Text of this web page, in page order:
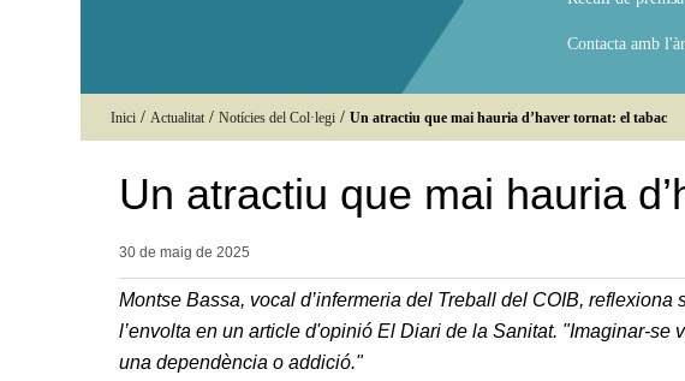
Contacta amb
Inici / Actualitat / Notícies del Col·legi / Un atractiu que mai hauria d’haver tornat: el tabac
Un atractiu que mai hauria
30 de maig de 2025
Montse Bassa, vocal d’infermeria del Treball del COIB, reflexiona
l’envolta en un article d'opinió El Diari de la Sanitat. "Imaginar-se
una dependència o addició."